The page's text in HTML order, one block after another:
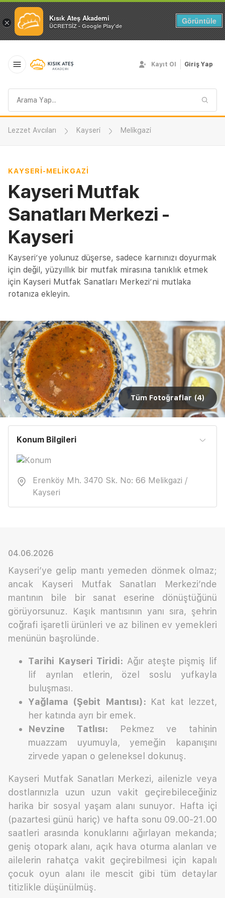
× Kısık Ateş Akademi
ÜCRETSİZ - Google Play'de
Görüntüle
sorgusu
Kayıt Ol Giriş Yap
Lezzet Avcıları Kayseri Melikgazi
KAYSERI-MELIKGAZI
Kayseri Mutfak
Sanatları Merkezi -
Kayseri
Kayseri’ye yolunuz düşerse, sadece karnınızı doyurmak
için değil, yüzyıllık bir mutfak mirasına tanıklık etmek
için Kayseri Mutfak Sanatları Merkezi’ni mutlaka
rotanıza ekleyin.
Tüm Fotoğraflar (4)
Konum Bilgileri
Erenköy Mh. 3470 Sk. No: 66 Melikgazi /
Kayseri
04.06.2026
Kayseri’ye gelip mantı yemeden dönmek olmaz;
ancak Kayseri Mutfak Sanatları Merkezi’nde
mantının bile bir sanat eserine dönüştüğünü
görüyorsunuz. Kaşık mantısının yanı sıra, şehrin
coğrafi işaretli ürünleri ve az bilinen ev yemekleri
menünün başrolünde.
Tarihi Kayseri Tiridi: Ağır ateşte pişmiş lif
lif ayrılan etlerin, özel soslu yufkayla
buluşması.
Yağlama (Şebit Mantısı): Kat kat lezzet,
her katında ayrı bir emek.
Nevzine Tatlısı: Pekmez ve tahinin
muazzam uyumuyla, yemeğin kapanışını
zirvede yapan o geleneksel dokunuş.
Kayseri Mutfak Sanatları Merkezi, ailenizle veya
dostlarınızla uzun uzun vakit geçirebileceğiniz
harika bir sosyal yaşam alanı sunuyor. Hafta içi
(pazartesi günü hariç) ve hafta sonu 09.00-21.00
saatleri arasında konuklarını ağırlayan mekanda;
geniş otopark alanı, açık hava oturma alanları ve
ailelerin rahatça vakit geçirebilmesi için kapalı
çocuk oyun alanı ile mescit gibi tüm detaylar
titizlikle düşünülmüş.